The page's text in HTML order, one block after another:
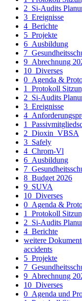
2_Si-Audits
3_Ereignisse
4_Berichte
5_Projekte
6_Ausbildung
9_Abrechnung
10_Diverses
0_Agenda &
1_Protokoll
2_Si-Audits
3_Ereignisse
2_Dioxin_VBSA
3_Safely
4_Chrom-Vl
6_Ausbildung
8_Budget 2026
9_SUVA
10_Diverses
0_Agenda &
1_Protokoll
2_Si-Audits
4_Berichte
weitere
accidents
5_Projekte
9_Abrechnung
10_Diverses
0_Agenda und